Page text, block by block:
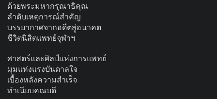
ด้วยพระมหากรุณาธิคุณ
ลำดับเหตุการณ์สำคัญ
บรรยากาศจากอดีตสู่อนาคต
ชีวิตนิสิตแพทย์จุฬาฯ
ศาสตร์และศิลป์แห่งการแพทย์
มุมแห่งแรงบันดาลใจ
เบื้องหลังความสำเร็จ
ทำเนียบคณบดี